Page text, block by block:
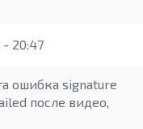
- 20:47
ошибка signature
после видео,